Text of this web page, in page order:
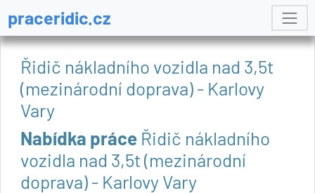
praceridic.cz
Řidič nákladního vozidla nad 3,5t
(mezinárodní doprava) - Karlovy
Vary
Nabídka práce Řidič nákladního
vozidla nad 3,5t (mezinárodní
doprava) - Karlovy Vary